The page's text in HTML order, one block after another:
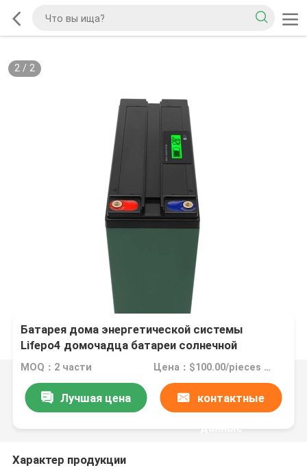
2/ 2
Батарея дома энергетической системы
Lifepo4 домочадца батареи солнечной
системы 12V Lifepo4
MOQ：2 части Цена：$100.00/pieces 2-499 pieces
Лучшая цена контактные
данные
Характер продукции